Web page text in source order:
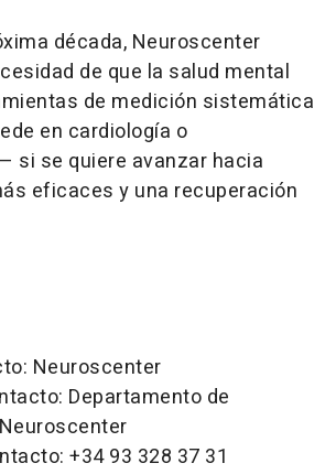
década, Neuroscenter
de que la salud mental
de medición sistemática
en cardiología o
si se quiere avanzar hacia
eficaces y una recuperación
Neuroscenter
Departamento de
+34 93 328 37 31